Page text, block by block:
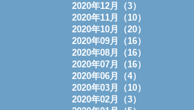
2020年12月（3）
2020年11月（10）
2020年10月（20）
2020年09月（16）
2020年08月（16）
2020年07月（16）
2020年06月（4）
2020年03月（10）
2020年02月（3）